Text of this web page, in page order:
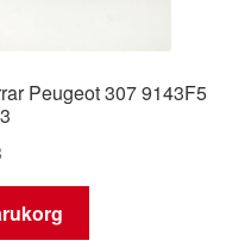
Peugeot 307 9143F5